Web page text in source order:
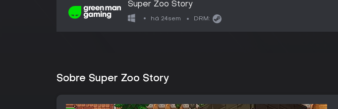
Super Zoo Story
há 24sem DRM:
Sobre Super Zoo Story